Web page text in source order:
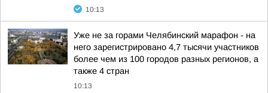
10:13
Уже не за горами Челябинский марафон - на
него зарегистрировано 4,7 тысячи участников
более чем из 100 городов разных регионов, а
также 4 стран
10:13